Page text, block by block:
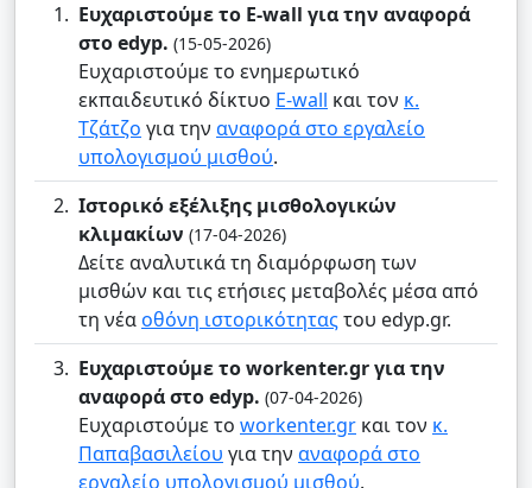
Ευχαριστούμε το E-wall για την αναφορά
στο edyp. (15-05-2026)
Ευχαριστούμε το ενημερωτικό
εκπαιδευτικό δίκτυο E-wall και τον κ.
Τζάτζο για την αναφορά στο εργαλείο
υπολογισμού μισθού.
Ιστορικό εξέλιξης μισθολογικών
κλιμακίων (17-04-2026)
Δείτε αναλυτικά τη διαμόρφωση των
μισθών και τις ετήσιες μεταβολές μέσα από
τη νέαοθόνη ιστορικότηταςτου edyp.gr.
Ευχαριστούμε το workenter.gr για την
αναφορά στο edyp. (07-04-2026)
Ευχαριστούμε το workenter.gr και τον κ.
Παπαβασιλείου για την αναφορά στο
εργαλείο υπολογισμού μισθού.